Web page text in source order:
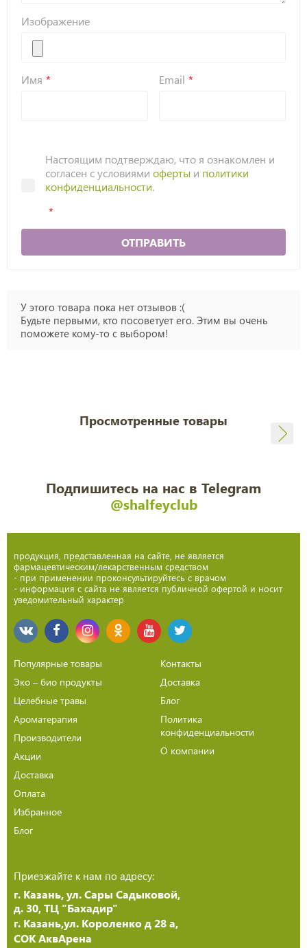
Изображение
Имя Email
Настоящим подтверждаю, что я ознакомлен и
согласен с условиями оферты и политики
конфиденциальности.
ОТПРАВИТЬ
У этого товара пока нет отзывов :(
Будьте первыми, кто посоветует его. Этим вы очень
поможете кому-то с выбором!
Просмотренные товары
Подпишитесь на нас в Telegram
@shalfeyclub
продукция, представленная на сайте, не является
фармацевтическим/лекарственным средством
- при применении проконсультируйтесь с врачом
- информация с сайта не является публичной офертой и носит
уведомительный характер
Популярные товары
Эко – био продукты
Целебные травы
Ароматерапия
Производители
Акции
Доставка
Оплата
Избранное
Блог
Контакты
Доставка
Блог
Политика
конфиденциальности
О компании
Приезжайте к нам по адресу:
г. Казань, ул. Сары Садыковой,
д. 30, ТЦ "Бахадир"
г. Казань,ул. Короленко д 28 а,
СОК АквАрена